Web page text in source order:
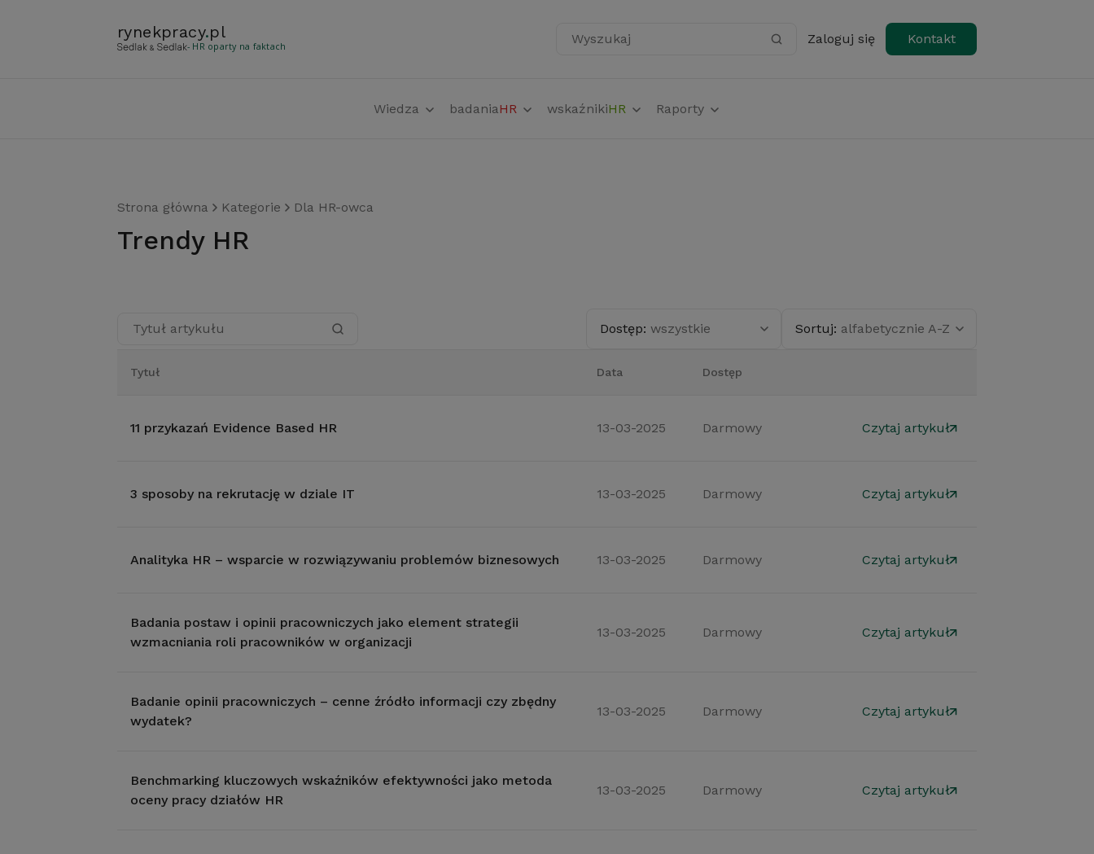
rynekpracy.pl
- HR oparty na faktach Wyszukaj Zaloguj się Kontakt
Wiedza badaniaHR wskaźnikiHR Raporty
Strona główna Kategorie Dla HR-owca
trendy HR
Dostęp: wszystkie Sortuj: alfabetycznie A-Z
Tytuł Data Dostęp
11 przykazań Evidence Based HR 13-03-2025 Darmowy Czytaj artykuł
3 sposoby na rekrutację w dziale IT 13-03-2025 Darmowy Czytaj artykuł
Analityka HR – wsparcie w rozwiązywaniu problemów biznesowych 13-03-2025 Darmowy Czytaj artykuł
Badania postaw i opinii pracowniczych jako element strategii
wzmacniania roli pracowników w organizacji
13-03-2025 Darmowy Czytaj artykuł
Badanie opinii pracowniczych – cenne źródło informacji czy zbędny
wydatek?
13-03-2025 Darmowy Czytaj artykuł
Benchmarking kluczowych wskaźników efektywności jako metoda
oceny pracy działów HR
13-03-2025 Darmowy Czytaj artykuł